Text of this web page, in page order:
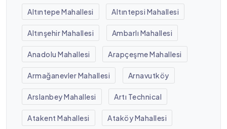
Altıntepe Mahallesi Altıntepsi Mahallesi
Altınşehir Mahallesi Ambarlı Mahallesi
Anadolu Mahallesi Arapçeşme Mahallesi
Armağanevler Mahallesi Arnavutköy
Arslanbey Mahallesi Artı Technical
Atakent Mahallesi Ataköy Mahallesi